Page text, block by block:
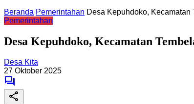
Beranda Pemerintahan Desa Kepuhdoko,
Pemerintahan
Desa Kepuhdoko, Kecamatan
Desa Kita
27 Oktober 2025